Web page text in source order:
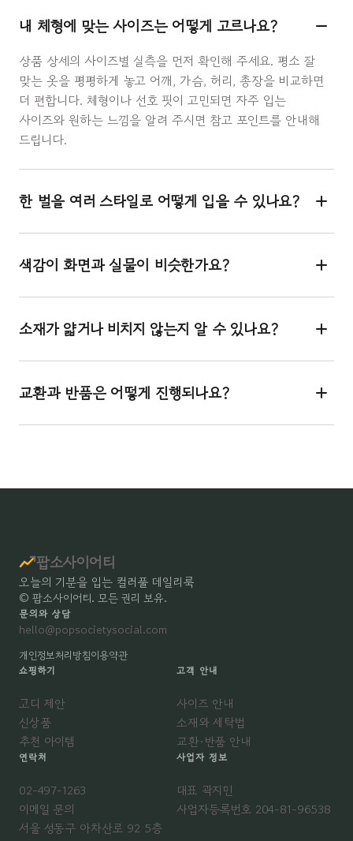
내 체형에 맞는 사이즈는 어떻게 고르나요?
상품 상세의 사이즈별 실측을 먼저 확인해 주세요. 평소 잘
맞는 옷을 평평하게 놓고 어깨, 가슴, 허리, 총장을 비교하면
더 편합니다. 체형이나 선호 핏이 고민되면 자주 입는
사이즈와 원하는 느낌을 알려 주시면 참고 포인트를 안내해
드립니다.
한 벌을 여러 스타일로 어떻게 입을 수 있나요?
색감이 화면과 실물이 비슷한가요?
소재가 얇거나 비치지 않는지 알 수 있나요?
교환과 반품은 어떻게 진행되나요?
팝소사이어티
오늘의 기분을 입는 컬러풀 데일리룩
© 팝소사이어티. 모든 권리 보유.
문의와 상담
hello@popsocietysocial.com
개인정보처리방침이용약관
쇼핑하기
코디 제안
신상품
추천 아이템
고객 안내
사이즈 안내
소재와 세탁법
교환·반품 안내
연락처
02-497-1263
이메일 문의
서울 성동구 아차산로 92 5층
사업자 정보
대표 곽지민
사업자등록번호 204-81-96538